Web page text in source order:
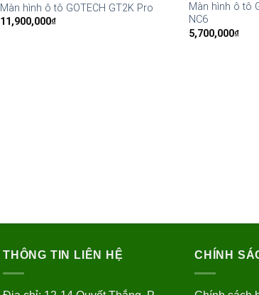
Màn hình ô tô GOTECH GT2K Pro
11,900,000₫
Màn hình ô tô
NC6
5,700,000₫
THÔNG TIN LIÊN HỆ CHÍNH